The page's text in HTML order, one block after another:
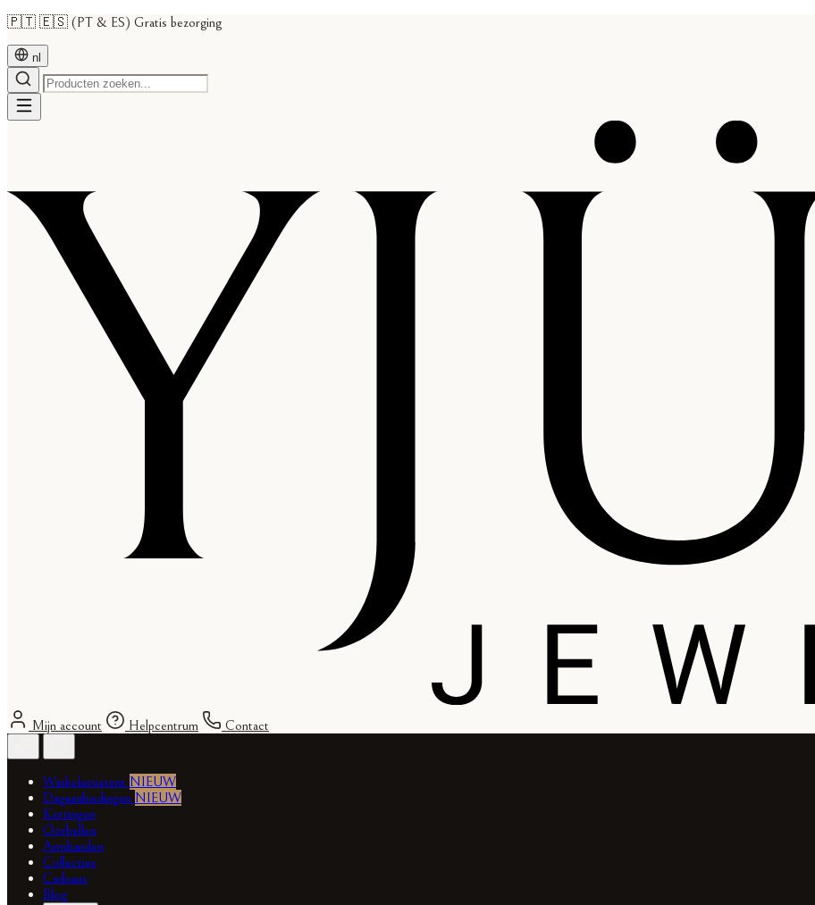
🇵🇹 🇪🇸 (PT & ES) Gratis bezorging
nl
Mijn account Helpcentrum Contact
Winkelassistent NIEUW
Dagaanbiedingen NIEUW
Kettingen
Oorbellen
Armbanden
Collecties
Cadeaus
Blog